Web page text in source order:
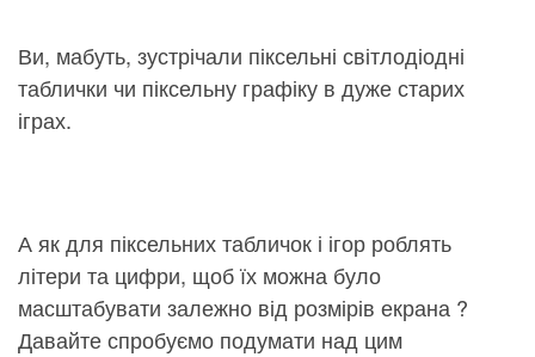
Ви, мабуть, зустрічали піксельні світлодіодні
таблички чи піксельну графіку в дуже старих
іграх.
А як для піксельних табличок і ігор роблять
літери та цифри, щоб їх можна було
масштабувати залежно від розмірів екрана ?
Давайте спробуємо подумати над цим